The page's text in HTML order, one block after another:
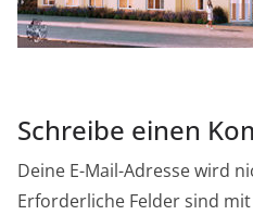
Schreibe einen
Deine E-Mail-Adresse wird
Erforderliche Felder sind mit